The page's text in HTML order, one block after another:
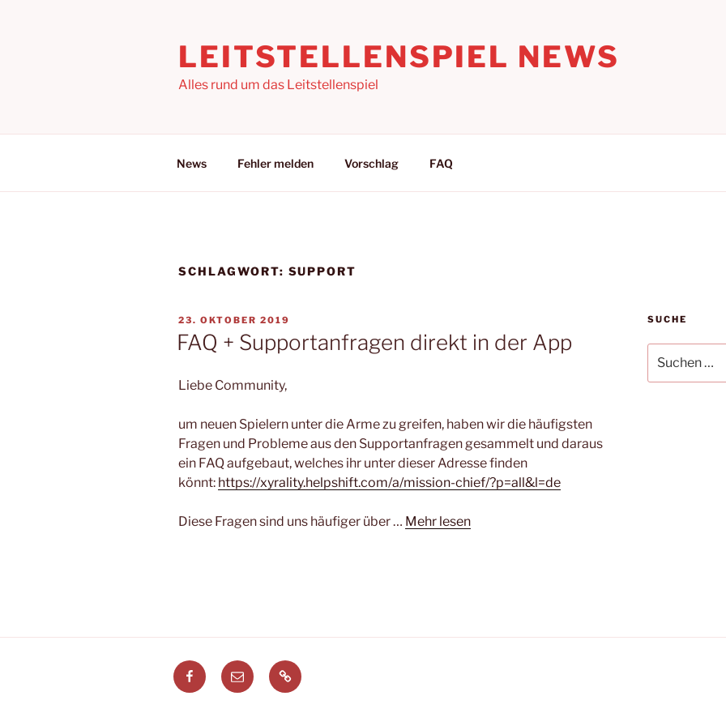
LEITSTELLENSPIEL NEWS
Alles rund um das Leitstellenspiel
News Fehler melden Vorschlag FAQ
SCHLAGWORT: SUPPORT
VERÖFFENTLICHT
AM
23. OKTOBER 2019
FAQ + Supportanfragen direkt in der App
Liebe Community,
um neuen Spielern unter die Arme zu greifen, haben wir die häufigsten
Fragen und Probleme aus den Supportanfragen gesammelt und daraus
ein FAQ aufgebaut, welches ihr unter dieser Adresse finden
könnt: https://xyrality.helpshift.com/a/mission-chief/?p=all&l=de
Diese Fragen sind uns häufiger über … Mehr lesen
SUCHE
nach:
Facebook
E-
Mail
Leitstellenspiel.de